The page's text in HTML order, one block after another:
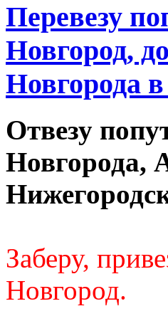
Перевезу
Новгород,
Новгорода
Отвезу
Новгорода,
Заберу,
Новгород.